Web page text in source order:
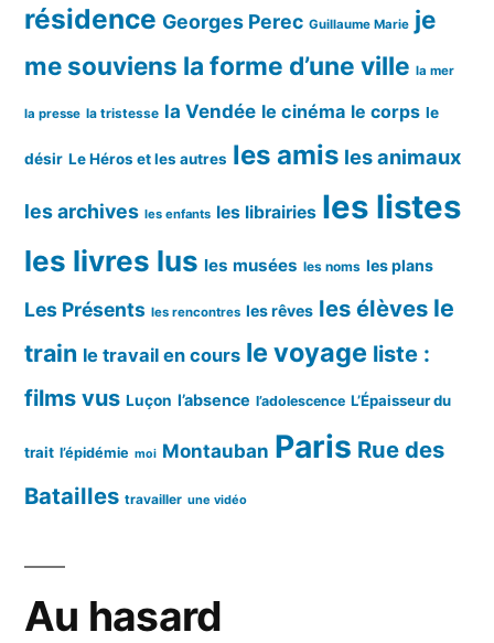
résidence Georges Perec Guillaume Marie je
me souviens la forme d’une ville la mer
la presse la tristesse la Vendée le cinéma le corps le
désir Le Héros et les autres les amis les animaux
les archives les enfants les librairies les listes
les livres lus les musées les noms les plans
Les Présents les rencontres les rêves les élèves le
train le travail en cours le voyage liste :
films vus Luçon l’absence l’adolescence L’Épaisseur du
trait l’épidémie moi Montauban Paris Rue des
Batailles travailler une vidéo
Au hasard